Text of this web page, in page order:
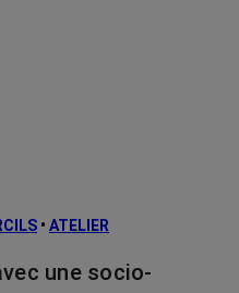
• ATELIER
une socio-